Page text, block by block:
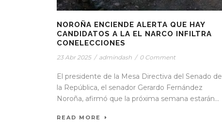
NOROÑA ENCIENDE ALERTA QUE HAY
CANDIDATOS A LA EL NARCO INFILTRA
CONELECCIONES
23 Abr 2025 / admindash / 0 Comment
El presidente de la Mesa Directiva del Senado de
la República, el senador Gerardo Fernández
Noroña, afirmó que la próxima semana estarán...
READ MORE